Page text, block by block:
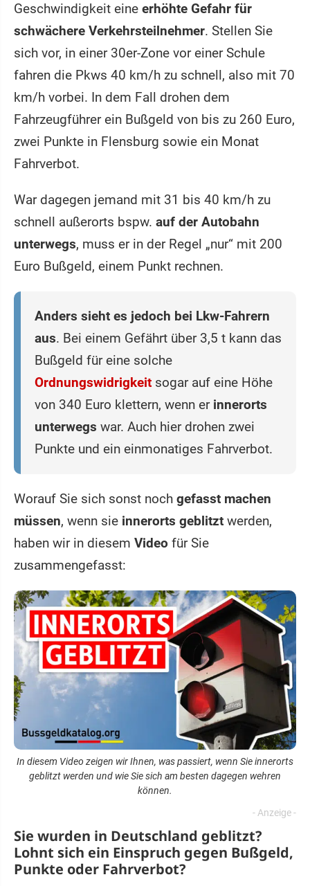
Geschwindigkeit eine erhöhte Gefahr für
schwächere Verkehrsteilnehmer. Stellen Sie
sich vor, in einer 30er-Zone vor einer Schule
fahren die Pkws 40 km/h zu schnell, also mit 70
km/h vorbei. In dem Fall drohen dem
Fahrzeugführer ein Bußgeld von bis zu 260 Euro,
zwei Punkte in Flensburg sowie ein Monat
Fahrverbot.
War dagegen jemand mit 31 bis 40 km/h zu
schnell außerorts bspw. auf der Autobahn
unterwegs, muss er in der Regel „nur“ mit 200
Euro Bußgeld, einem Punkt rechnen.
Anders sieht es jedoch bei Lkw-Fahrern
aus. Bei einem Gefährt über 3,5 t kann das
Bußgeld für eine solche
Ordnungswidrigkeit sogar auf eine Höhe
von 340 Euro klettern, wenn er innerorts
unterwegs war. Auch hier drohen zwei
Punkte und ein einmonatiges Fahrverbot.
Worauf Sie sich sonst noch gefasst machen
müssen, wenn sie innerorts geblitzt werden,
haben wir in diesem Video für Sie
zusammengefasst:
In diesem Video zeigen wir Ihnen, was passiert, wenn Sie innerorts
geblitzt werden und wie Sie sich am besten dagegen wehren
können.
Sie wurden in Deutschland geblitzt?
Lohnt sich ein Einspruch gegen Bußgeld,
Punkte oder Fahrverbot?